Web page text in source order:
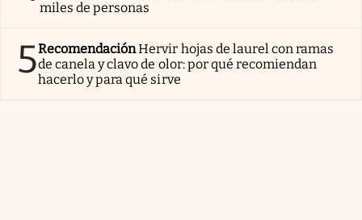
miles de personas
5RecomendaciónHervir hojas de laurel con ramas
de canela y clavo de olor: por qué recomiendan
hacerlo y para qué sirve